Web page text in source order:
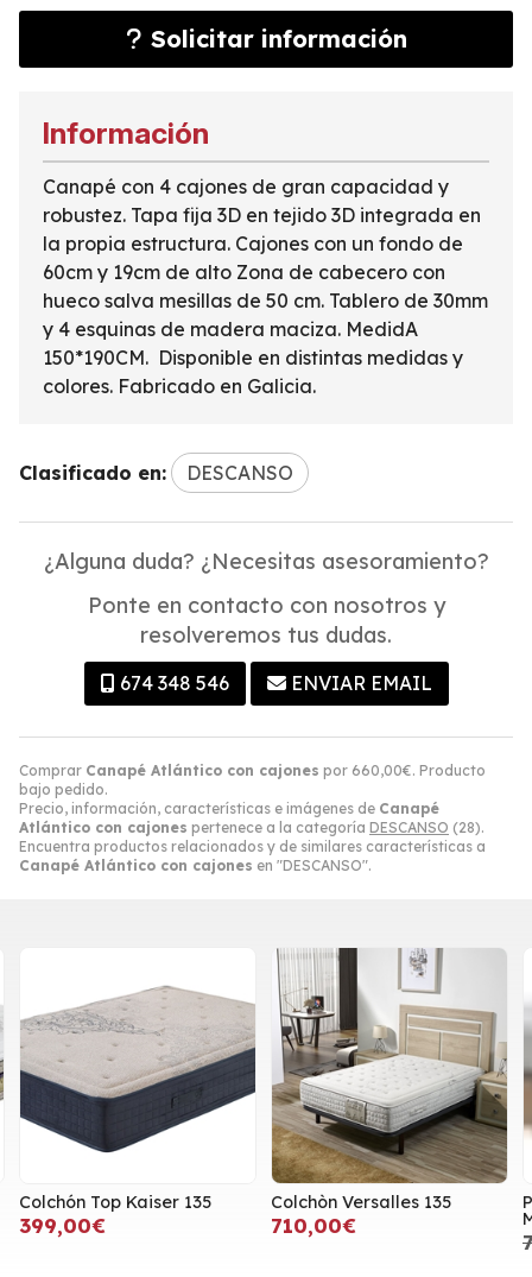
Solicitar información
Comprar Canapé Atlántico con cajones por 660,00€. Producto
bajo pedido.
Precio, información, características e imágenes de Canapé
Atlántico con cajones pertenece a la categoría DESCANSO (28).
Encuentra productos relacionados y de similares características a
Canapé Atlántico con cajones en "DESCANSO".
Información
Canapé con 4 cajones de gran capacidad y
robustez. Tapa fija 3D en tejido 3D integrada en
la propia estructura. Cajones con un fondo de
60cm y 19cm de alto Zona de cabecero con
hueco salva mesillas de 50 cm. Tablero de 30mm
y 4 esquinas de madera maciza. MedidA
150*190CM. Disponible en distintas medidas y
colores. Fabricado en Galicia.
Clasificado en: DESCANSO
¿Alguna duda? ¿Necesitas asesoramiento?
Ponte en contacto con nosotros y
resolveremos tus dudas.
674 348 546 ENVIAR EMAIL
Colchón Top Kaiser 135
399,00€
Colchòn Versalles 135
710,00€